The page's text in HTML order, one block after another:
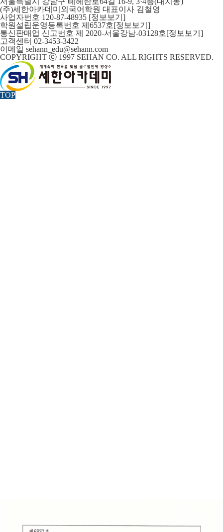
(주)세한아카데미외국어학원 대표이사 김철영
사업자번호 120-87-48935 [정보보기]
학원설립운영등록번호 제6537호[정보보기]
통신판매업 신고번호 제 2020-서울강남-03128호[정보보기]
고객센터 02-3453-3422
이메일 sehann_edu@sehann.com
COPYRIGHT ⓒ 1997 SEHAN CO. ALL RIGHTS RESERVED.
TOP